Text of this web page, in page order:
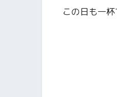
この日も一